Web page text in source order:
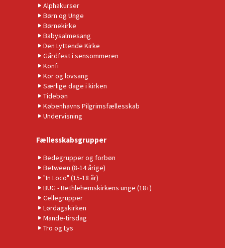
Alphakurser
Børn og Unge
Børnekirke
Babysalmesang
Den Lyttende Kirke
Gårdfest i sensommeren
Konfi
Kor og lovsang
Særlige dage i kirken
Tidebøn
Københavns Pilgrimsfællesskab
Undervisning
Fællesskabsgrupper
Bedegrupper og forbøn
Between (8-14 årige)
"In Loco" (15-18 år)
BUG - Bethlehemskirkens unge (18+)
Cellegrupper
Lørdagskirken
Mande-tirsdag
Tro og Lys